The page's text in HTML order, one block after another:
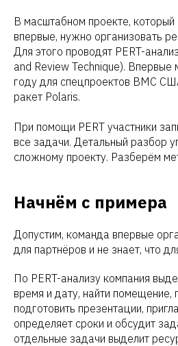
В масштабном проекте, который
впервые, нужно организовать
Для этого проводят PERT-
and Review Technique).
году для спецпроектов ВМС
ракет Polaris.
При помощи PERT участники
все задачи. Детальный разбор
сложному проекту. Разберём
Начнём с примера
Допустим, команда впервые
для партнёров и не знает, что
По PERT-анализу компания
время и дату, найти помещение,
подготовить презентации,
определяет сроки и обсудит
отдельные задачи выделит